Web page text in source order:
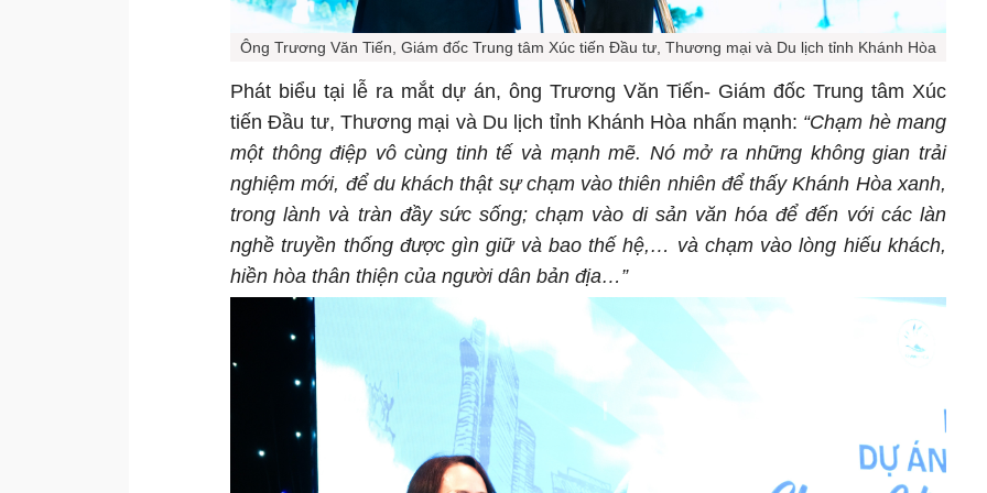
Ông Trương Văn Tiến, Giám đốc Trung tâm Xúc tiến Đầu tư, Thương mại và Du lịch tỉnh Khánh Hòa
Phát biểu tại lễ ra mắt dự án, ông Trương Văn Tiến- Giám đốc Trung tâm Xúc
tiến Đầu tư, Thương mại và Du lịch tỉnh Khánh Hòa nhấn mạnh: “Chạm hè mang
một thông điệp vô cùng tinh tế và mạnh mẽ. Nó mở ra những không gian trải
nghiệm mới, để du khách thật sự chạm vào thiên nhiên để thấy Khánh Hòa xanh,
trong lành và tràn đầy sức sống; chạm vào di sản văn hóa để đến với các làn
nghề truyền thống được gìn giữ và bao thế hệ,… và chạm vào lòng hiếu khách,
hiền hòa thân thiện của người dân bản địa…”